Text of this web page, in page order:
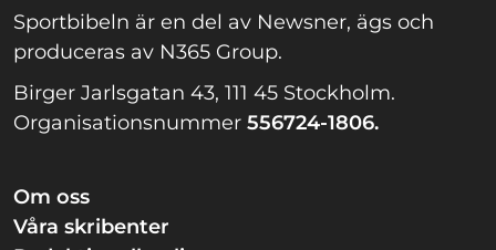
Sportbibeln är en del av Newsner, ägs och
produceras av N365 Group.
Birger Jarlsgatan 43, 111 45 Stockholm.
Organisationsnummer 556724-1806.
Om oss
Våra skribenter